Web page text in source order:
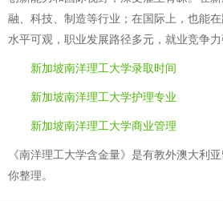
融、科技、制造等行业；在国际上，也能
水平可观，职业发展路径多元，就业竞争力
新加坡南洋理工大学录取时间
新加坡南洋理工大学护理专业
新加坡南洋理工大学商业管理
《南洋理工大学含金量》是有教外澳大利
你整理。